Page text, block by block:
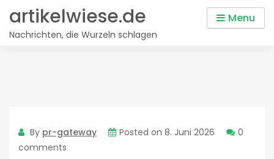
content
artikelwiese.de
Nachrichten, die Wurzeln schlagen
Menu
By pr-gateway Posted on 8. Juni 2026
0
comments